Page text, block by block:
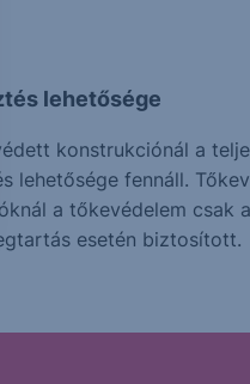
lehetősége
konstrukciónál a
lehetősége fennáll.
a tőkevédelem csak
esetén biztosított.